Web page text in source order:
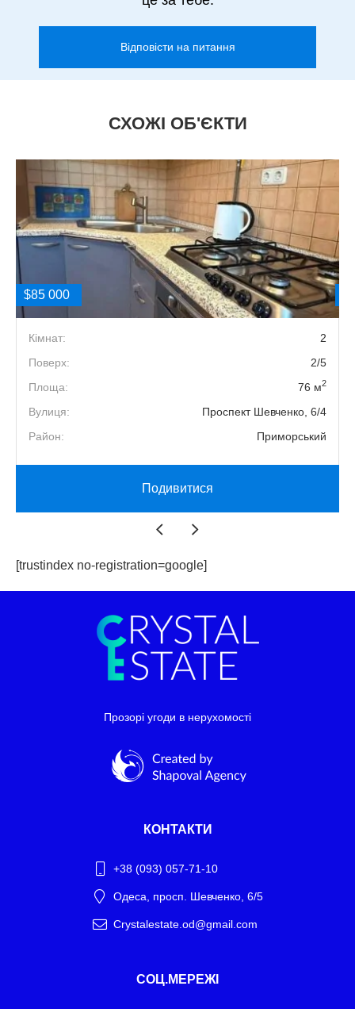
Відповісти на питання
СХОЖІ ОБ'ЄКТИ
$85 000
Кімнат:
2
Поверх:
2/5
Площа:
76 м2
Вулиця:
Проспект Шевченко, 6/4
Район:
Приморський
Подивитися
[trustindex no-registration=google]
Прозорі угоди в нерухомості
КОНТАКТИ
+38 (093) 057-71-10
Одеса, просп. Шевченко, 6/5
Crystalestate.od@gmail.com
СОЦ.МЕРЕЖІ